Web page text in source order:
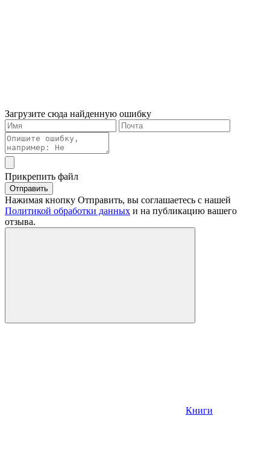
Загрузите сюда найденную ошибку
Прикрепить файл
Отправить
Нажимая кнопку Отправить, вы соглашаетесь с нашей
Политикой обработки данных и на публикацию вашего
отзыва.
Книги